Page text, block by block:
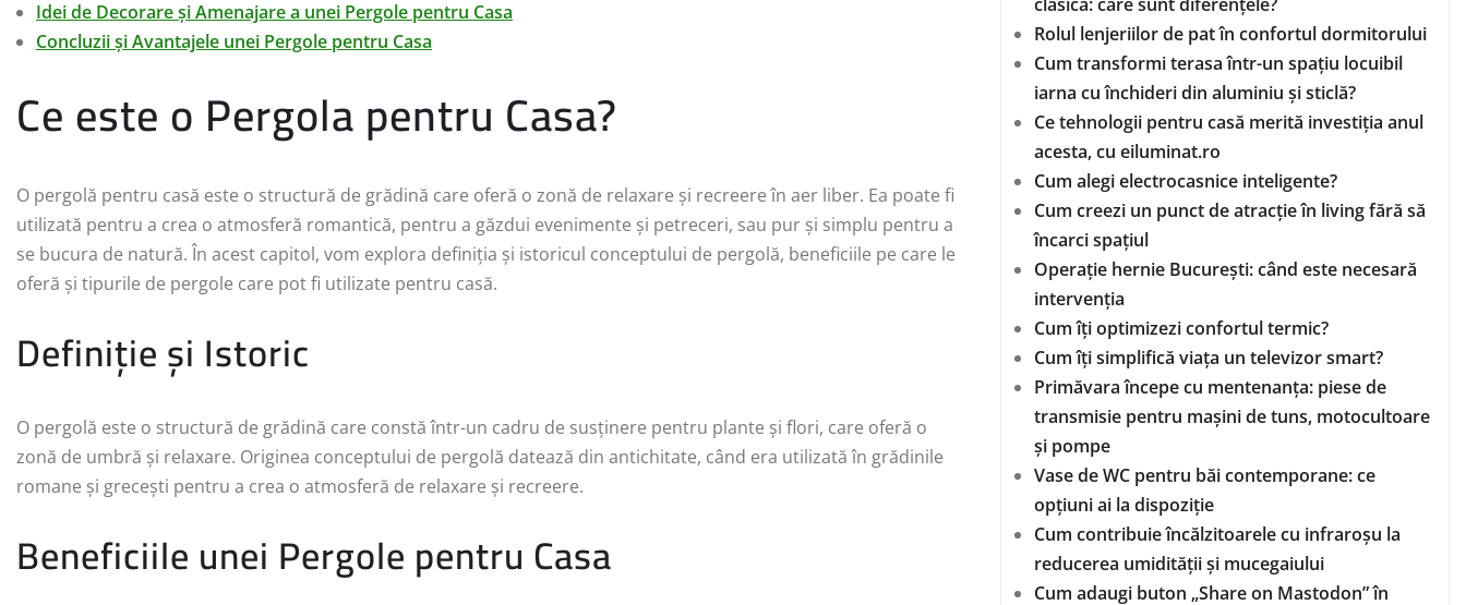
Idei de Decorare și Amenajare a unei Pergole pentru Casa
Concluzii și Avantajele unei Pergole pentru Casa
Ce este o Pergola pentru Casa?
O pergolă pentru casă este o structură de grădină care oferă o zonă de relaxare și recreere în aer liber. Ea poate fi
utilizată pentru a crea o atmosferă romantică, pentru a găzdui evenimente și petreceri, sau pur și simplu pentru a
se bucura de natură. În acest capitol, vom explora definiția și istoricul conceptului de pergolă, beneficiile pe care le
oferă și tipurile de pergole care pot fi utilizate pentru casă.
Definiție și Istoric
O pergolă este o structură de grădină care constă într-un cadru de susținere pentru plante și flori, care oferă o
zonă de umbră și relaxare. Originea conceptului de pergolă datează din antichitate, când era utilizată în grădinile
romane și grecești pentru a crea o atmosferă de relaxare și recreere.
Beneficiile unei Pergole pentru Casa
Rolul lenjeriilor de pat în confortul dormitorului
Cum transformi terasa într-un spațiu locuibil
iarna cu închideri din aluminiu și sticlă?
Ce tehnologii pentru casă merită investiția anul
acesta, cu eiluminat.ro
Cum alegi electrocasnice inteligente?
Cum creezi un punct de atracție în living fără să
încarci spațiul
Operație hernie București: când este necesară
intervenția
Cum îți optimizezi confortul termic?
Cum îți simplifică viața un televizor smart?
Primăvara începe cu mentenanța: piese de
transmisie pentru mașini de tuns, motocultoare
și pompe
Vase de WC pentru băi contemporane: ce
opțiuni ai la dispoziție
Cum contribuie încălzitoarele cu infraroșu la
reducerea umidității și mucegaiului
Cum adaugi buton „Share on Mastodon” în